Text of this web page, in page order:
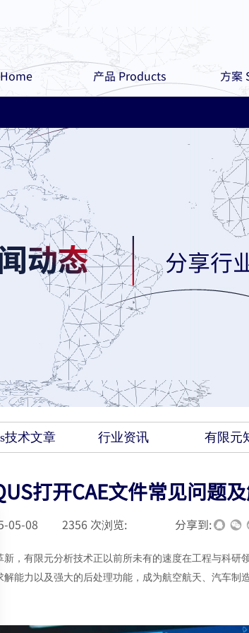
产品 Products 方案
分享行
技术文章 行业资讯 有限元
打开CAE文件常见问题
05-08 2356 次浏览: 分享到:
，有限元分析技术正以前所未有的速度在工程与科研
能力以及强大的后处理功能，成为航空航天、汽车制